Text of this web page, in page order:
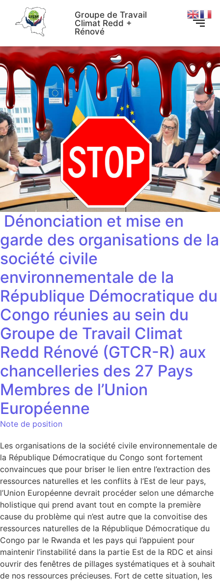
Groupe de Travail
Climat Redd +
Rénové
Dénonciation et mise en
garde des organisations de la
société civile
environnementale de la
République Démocratique du
Congo réunies au sein du
Groupe de Travail Climat
Redd Rénové (GTCR-R) aux
chancelleries des 27 Pays
Membres de l’Union
Européenne
Note de position
Les organisations de la société civile environnementale de
la République Démocratique du Congo sont fortement
convaincues que pour briser le lien entre l’extraction des
ressources naturelles et les conflits à l’Est de leur pays,
l’Union Européenne devrait procéder selon une démarche
holistique qui prend avant tout en compte la première
cause du problème qui n’est autre que la convoitise des
ressources naturelles de la République Démocratique du
Congo par le Rwanda et les pays qui l’appuient pour
maintenir l’instabilité dans la partie Est de la RDC et ainsi
ouvrir des fenêtres de pillages systématiques et à souhait
de nos ressources précieuses. Fort de cette situation, les